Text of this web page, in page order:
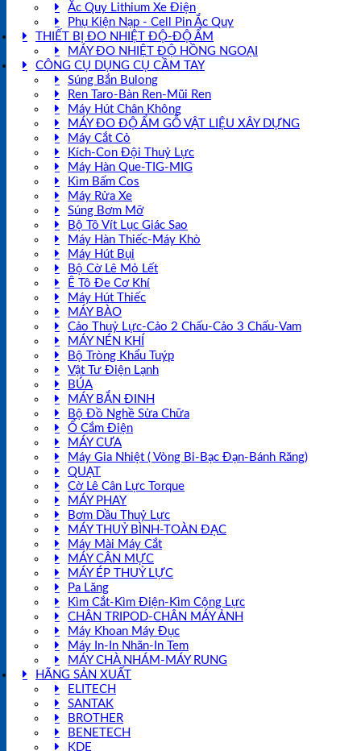
Ắc Quy Lithium Xe Điện
Phụ Kiện Nạp - Cell Pin Ắc Quy
THIẾT BỊ ĐO NHIỆT ĐỘ-ĐỘ ẨM
MÁY ĐO NHIỆT ĐỘ HỒNG NGOẠI
CÔNG CỤ DỤNG CỤ CẦM TAY
Súng Bắn Bulong
Ren Taro-Bàn Ren-Mũi Ren
Máy Hút Chân Không
MÁY ĐO ĐỘ ẨM GỖ VẬT LIỆU XÂY DỰNG
Máy Cắt Cỏ
Kích-Con Đội Thuỷ Lực
Máy Hàn Que-TIG-MIG
Kìm Bấm Cos
Máy Rửa Xe
Súng Bơm Mỡ
Bộ Tô Vít Lục Giác Sao
Máy Hàn Thiếc-Máy Khò
Máy Hút Bụi
Bộ Cờ Lê Mỏ Lết
Ê Tô Đe Cơ Khí
Máy Hút Thiếc
MÁY BÀO
Cảo Thuỷ Lực-Cảo 2 Chấu-Cảo 3 Chấu-Vam
MÁY NÉN KHÍ
Bộ Tròng Khẩu Tuýp
Vật Tư Điện Lạnh
BÚA
MÁY BẮN ĐINH
Bộ Đồ Nghề Sửa Chữa
Ổ Cắm Điện
MÁY CƯA
Máy Gia Nhiệt ( Vòng Bi-Bạc Đạn-Bánh Răng)
QUẠT
Cờ Lê Cân Lực Torque
MÁY PHAY
Bơm Dầu Thuỷ Lực
MÁY THUỶ BÌNH-TOÀN ĐẠC
Máy Mài Máy Cắt
MÁY CÂN MỰC
MÁY ÉP THUỶ LỰC
Pa Lăng
Kìm Cắt-Kìm Điện-Kìm Cộng Lực
CHÂN TRIPOD-CHÂN MÁY ẢNH
Máy Khoan Máy Đục
Máy In-In Nhãn-In Tem
MÁY CHÀ NHÁM-MÁY RUNG
HÃNG SẢN XUẤT
ELITECH
SANTAK
BROTHER
BENETECH
KDE